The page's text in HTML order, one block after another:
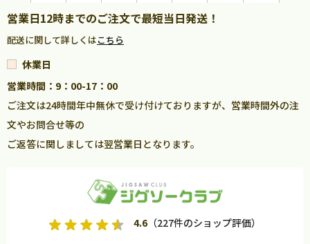
営業日12時までのご注文で最短当日発送！
配送に関して詳しくはこちら
休業日
営業時間：9：00-17：00
ご注文は24時間年中無休で受け付けておりますが、営業時間外の注
文やお問合せ等の
ご返答に関しましては翌営業日となります。
4.6（227件のショップ評価）